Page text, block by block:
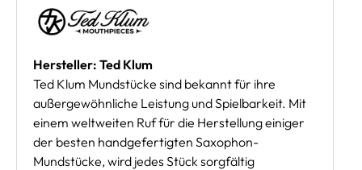
Hersteller: Ted Klum
Ted Klum Mundstücke sind bekannt für ihre
außergewöhnliche Leistung und Spielbarkeit. Mit
einem weltweiten Ruf für die Herstellung einiger
der besten handgefertigten Saxophon-
Mundstücke, wird jedes Stück sorgfältig